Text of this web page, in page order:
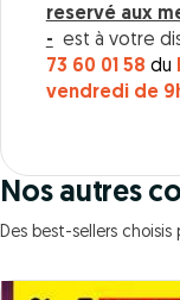
reservé aux
- est à votre
73 60 01 58 du
vendredi de
Nos autres
Des best-sellers